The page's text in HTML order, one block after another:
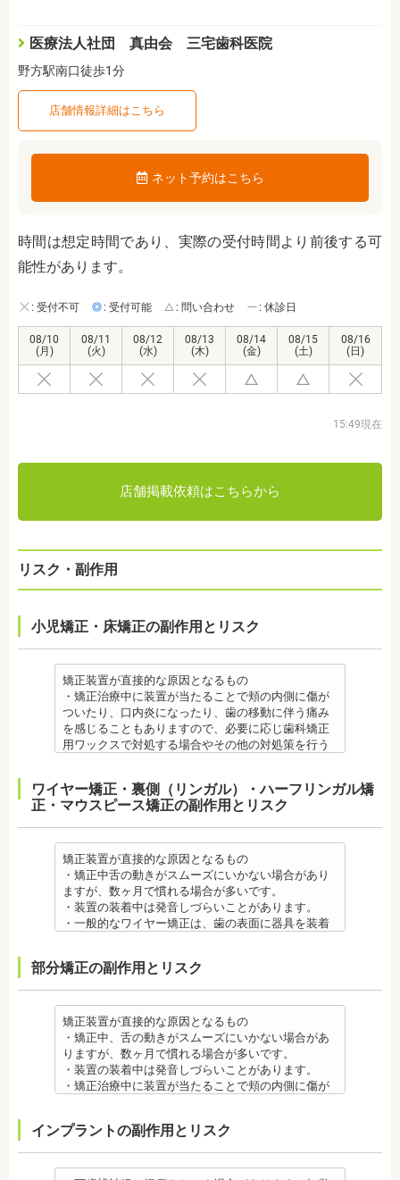
医療法人社団 真由会 三宅歯科医院
野方駅南口徒歩1分
店舗情報詳細はこちら
ネット予約はこちら
時間は想定時間であり、実際の受付時間より前後する可
能性があります。
: 受付不可 : 受付可能 : 問い合わせ : 休診日
08/10
(月)
08/11
(火)
08/12
(水)
08/13
(木)
08/14
(金)
08/15
(土)
08/16
(日)
15:49現在
店舗掲載依頼はこちらから
リスク・副作用
小児矯正・床矯正の副作用とリスク
矯正装置が直接的な原因となるもの
・矯正治療中に装置が当たることで頬の内側に傷が
ついたり、口内炎になったり、歯の移動に伴う痛み
を感じることもありますので、必要に応じ歯科矯正
用ワックスで対処する場合やその他の対処策を行う
が、数ヶ月で慣れることが多いです。
・装置の装着中は発音しづらいことがあります。
・矯正装置を装着した直後や、ワイヤーを交換した
直後に痛みを感じることがありますが、数日でおさ
まる場合が多いです。また、冷たいものを飲んだと
きにしみる「知覚過敏」があらわれる場合がありま
すが、基本的には数日で改善されます。長期間痛む
場合は、歯科医師に相談しましょう。
金属アレルギー
は、皮膚科で行われているパッチテストなどをうけ
さい。矯正装置を装着したあとに、皮膚や口腔の粘
膜にアレルギー症状が起きた場合は、速やかに歯科
医師の指示を仰いでください。
抜歯・麻酔 ・矯正をしたい箇所に十分なスペースが
ない場合は、抜歯を必要とすることもあります。健
康上問題のない歯を抜歯する場合もあります。
・抜歯する場合は麻酔注射を行います。麻酔薬の中
もあるため、心が起こることもあります。臓や血圧
ワイヤー矯正・裏側（リンガル）・ハーフリンガル矯
正・マウスピース矯正の副作用とリスク
矯正装置が直接的な原因となるもの
・矯正中舌の動きがスムーズにいかない場合があり
ますが、数ヶ月で慣れる場合が多いです。
・装置の装着中は発音しづらいことがあります。
・一般的なワイヤー矯正は、歯の表面に器具を装着
・矯正治療中に装置が当たることで頬の内側に傷が
ついたり、口内炎になったり、歯の移動に伴う痛み
を感じることもありますので、必要に応じワックス
で対処する場合やその他の対処策を行う場合があり
ます。
・矯正装置を装着した直後や、ワイヤーを交換した
直後に痛みを感じることがありますが、数日でおさ
まる場合が多いです。また、冷たいものを飲んだと
科医師に相談しましょう。
・矯正装置には、さまざまな金属素材が使用されて
部分矯正の副作用とリスク
矯正装置が直接的な原因となるもの
・矯正中、舌の動きがスムーズにいかない場合があ
りますが、数ヶ月で慣れる場合が多いです。
・装置の装着中は発音しづらいことがあります。
・矯正治療中に装置が当たることで頬の内側に傷が
で対処する場合やその他の対処策を行う場合があり
ます。
・矯正装置を装着した直後や、ワイヤーを交換した
インプラントの副作用とリスク